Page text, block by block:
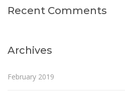
Recent Comments
Archives
February 2019